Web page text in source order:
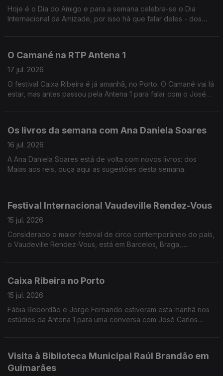
Hoje é o Dia do Amigo e para a semana celebra-se o Dia
Internacional da Amizade, por isso há que falar deles - dos
O Camané na RTP Antena 1
17 jul. 2026
O festival Caixa Ribeira é já amanhã, no Porto. O Camané vai lá
estar, mas antes passou pela Antena 1 para falar com o José
Os livros da semana com Ana Daniela Soares
16 jul. 2026
A Ana Daniela Soares está de volta com novos livros: dos
Maias aos reis, ouça aqui as sugestões desta semana.
Festival Internacional Vaudeville Rendez-Vous
15 jul. 2026
Considerado o maior festival de circo contemporâneo do país,
o Vaudeville Rendez-Vous, está em Barcelos, Braga,
Caixa Ribeira no Porto
15 jul. 2026
Fábia Rebordão e Jorge Fernando estiveram esta manhã nos
estúdios da Antena 1 para uma conversa com José Carlos
Visita à Biblioteca Municipal Raúl Brandão em
Guimarães